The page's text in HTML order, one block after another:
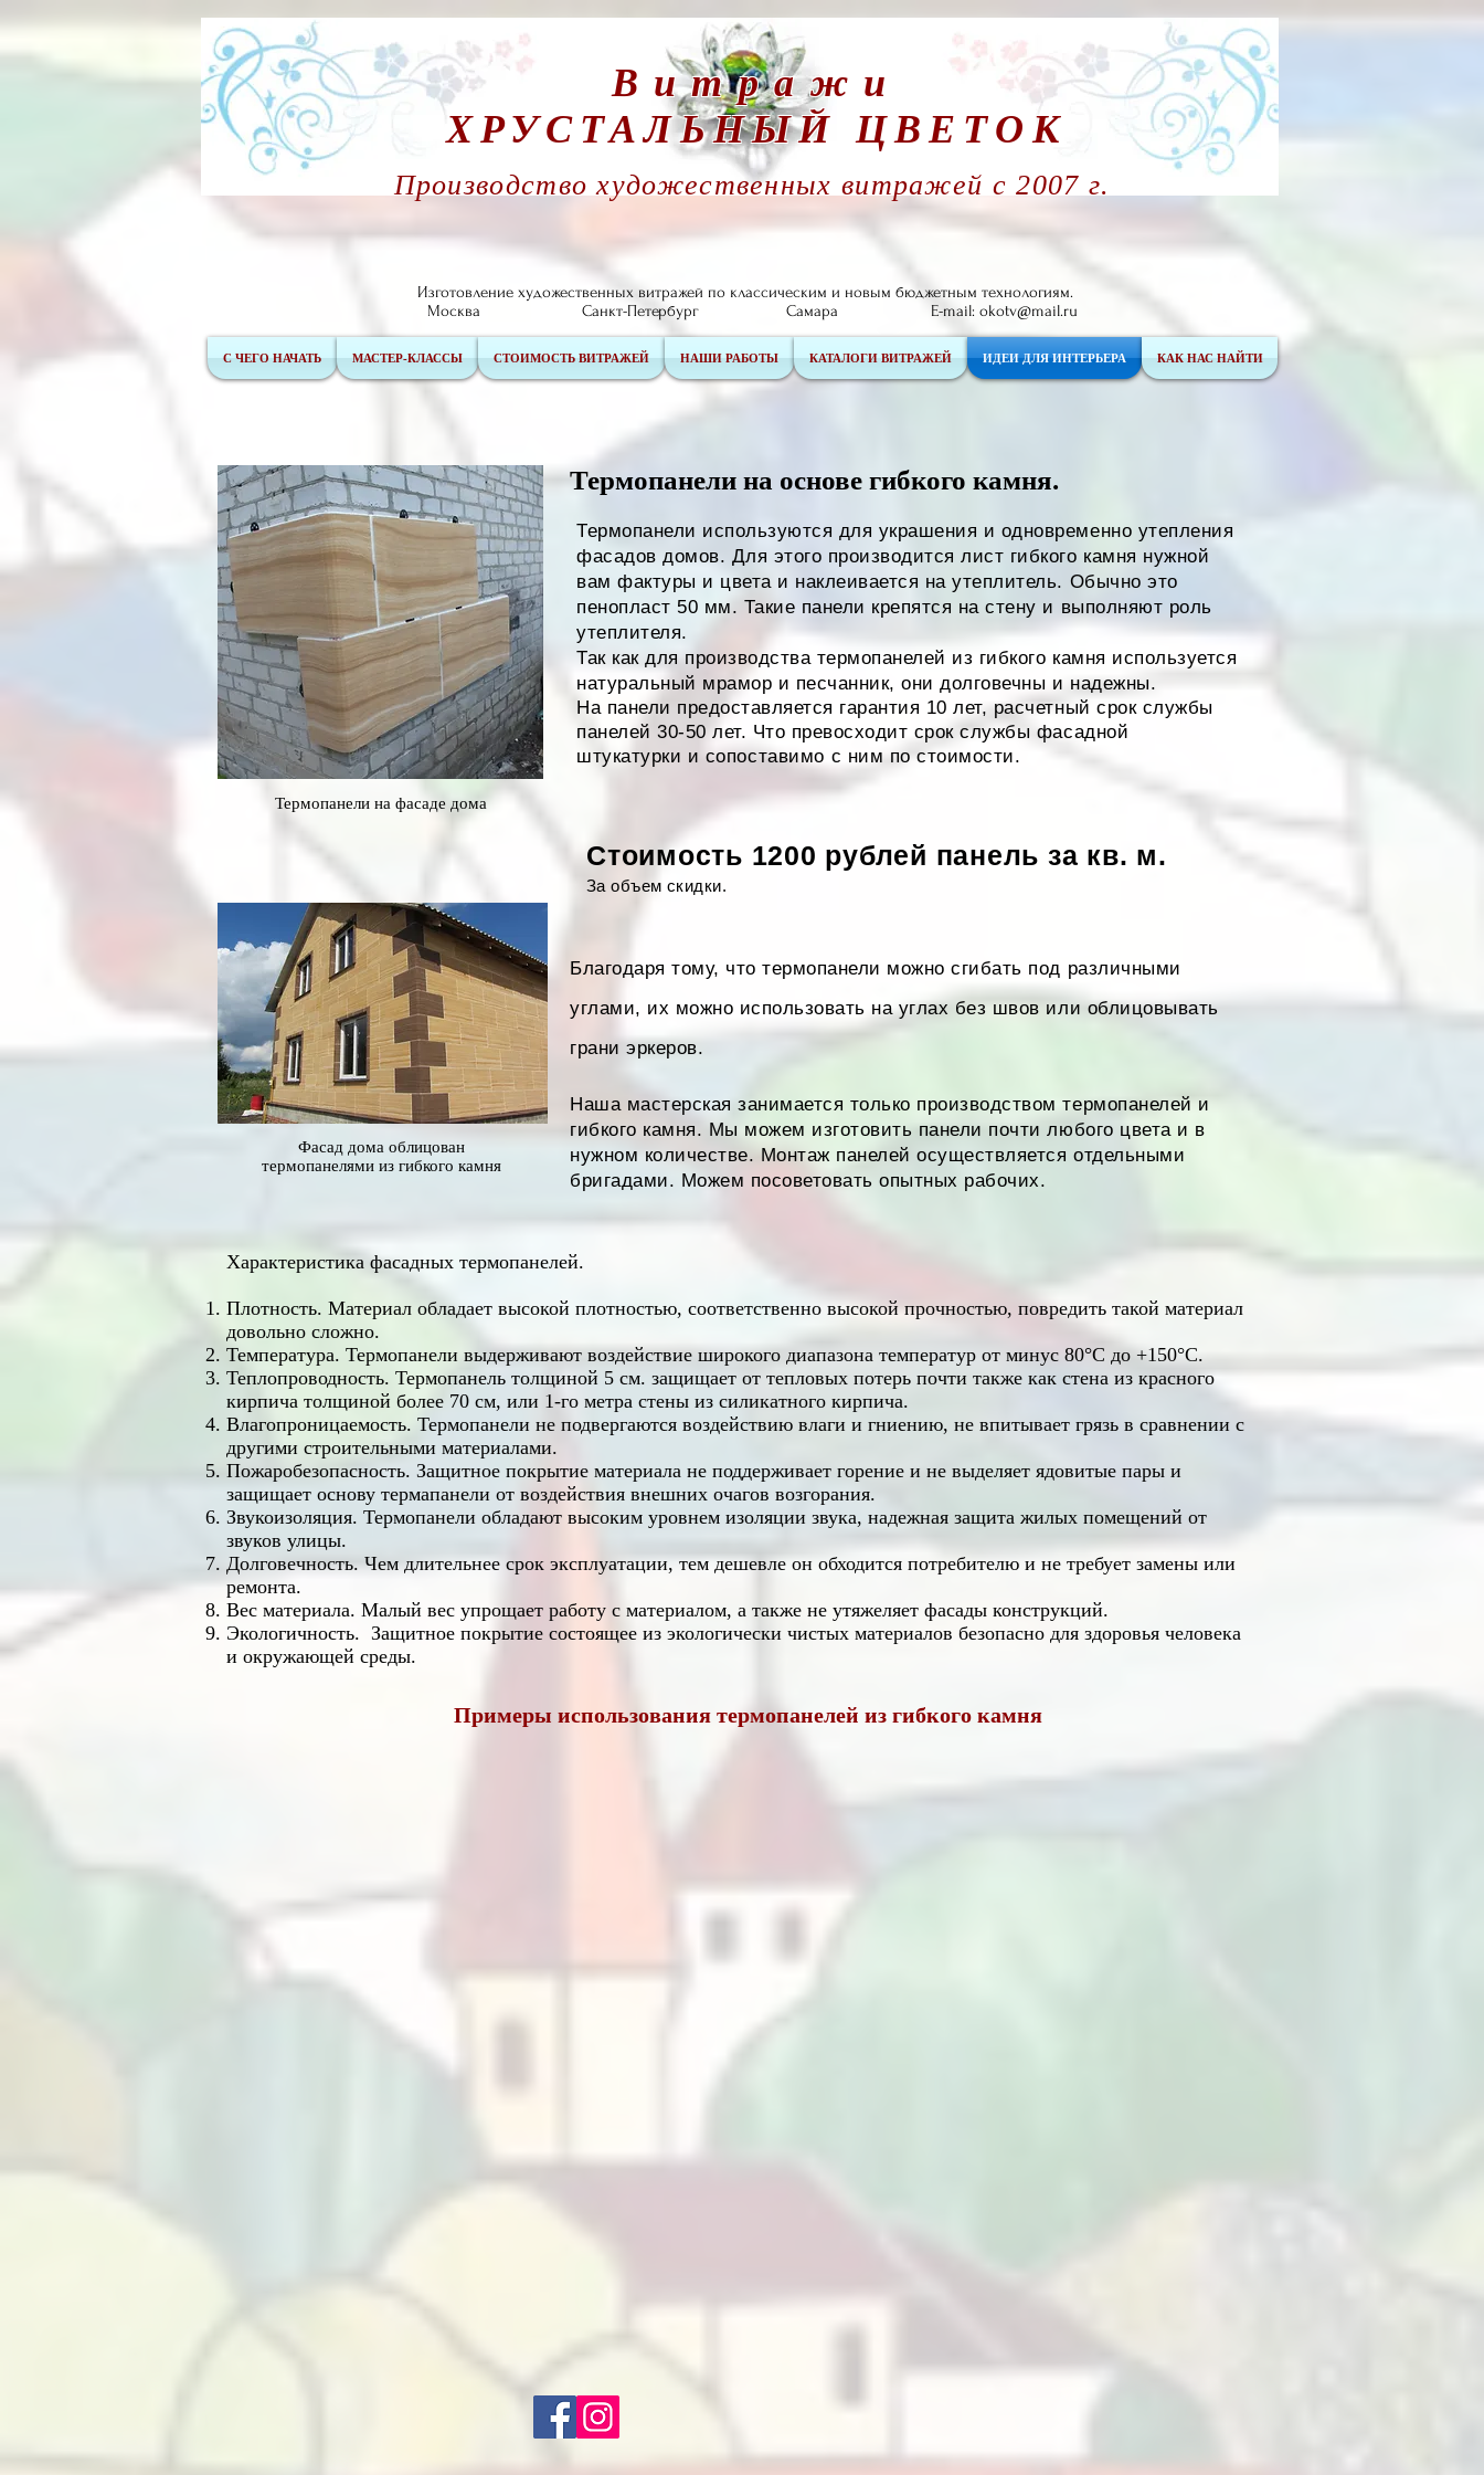
Витражи
ХРУСТАЛЬНЫЙ ЦВЕТОК
Производство художественных витражей с 2007 г.
С ЧЕГО НАЧАТЬ МАСТЕР-КЛАССЫ СТОИМОСТЬ ВИТРАЖЕЙ НАШИ РАБОТЫ КАТАЛОГИ ВИТРАЖЕЙ ИДЕИ ДЛЯ ИНТЕРЬЕРА КАК НАС НАЙТИ
Изготовление художественных витражей по классическим и новым бюджетным технологиям.
Москва Санкт-Петербург Самара E-mail: okotv@mail.ru
Термопанели на фасаде дома
Термопанели на основе гибкого камня.
Термопанели используются для украшения и одновременно утепления
фасадов домов. Для этого производится лист гибкого камня нужной
вам фактуры и цвета и наклеивается на утеплитель. Обычно это
пенопласт 50 мм. Такие панели крепятся на стену и выполняют роль
утеплителя.
Так как для производства термопанелей из гибкого камня используется
натуральный мрамор и песчанник, они долговечны и надежны.
На панели предоставляется гарантия 10 лет, расчетный срок службы
панелей 30-50 лет. Что превосходит срок службы фасадной
штукатурки и сопоставимо с ним по стоимости.
Фасад дома облицован
термопанелями из гибкого камня
Стоимость 1200 рублей панель за кв. м.
За объем скидки.
Благодаря тому, что термопанели можно сгибать под различными
углами, их можно использовать на углах без швов или облицовывать
грани эркеров.
Наша мастерская занимается только производством термопанелей и
гибкого камня. Мы можем изготовить панели почти любого цвета и в
нужном количестве. Монтаж панелей осуществляется отдельными
бригадами. Можем посоветовать опытных рабочих.
Характеристика фасадных термопанелей.
Плотность. Материал обладает высокой плотностью, соответственно высокой прочностью, повредить такой материал
довольно сложно.
Температура. Термопанели выдерживают воздействие широкого диапазона температур от минус 80°C до +150°C.
Теплопроводность. Термопанель толщиной 5 см. защищает от тепловых потерь почти также как стена из красного
кирпича толщиной более 70 см, или 1-го метра стены из силикатного кирпича.
Влагопроницаемость. Термопанели не подвергаются воздействию влаги и гниению, не впитывает грязь в сравнении с
другими строительными материалами.
Пожаробезопасность. Защитное покрытие материала не поддерживает горение и не выделяет ядовитые пары и
защищает основу термапанели от воздействия внешних очагов возгорания.
Звукоизоляция. Термопанели обладают высоким уровнем изоляции звука, надежная защита жилых помещений от
звуков улицы.
Долговечность. Чем длительнее срок эксплуатации, тем дешевле он обходится потребителю и не требует замены или
ремонта.
Вес материала. Малый вес упрощает работу с материалом, а также не утяжеляет фасады конструкций.
Экологичность. Защитное покрытие состоящее из экологически чистых материалов безопасно для здоровья человека
и окружающей среды.
Примеры использования термопанелей из гибкого камня